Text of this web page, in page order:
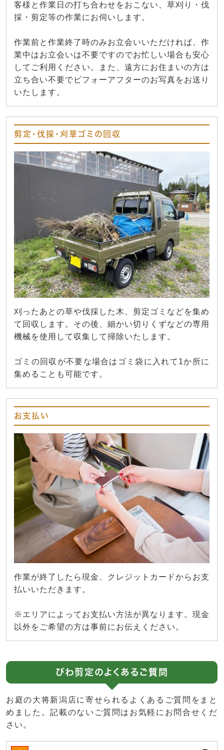
客様と作業日の打ち合わせをおこない、草刈り・伐
採・剪定等の作業にお伺いします。
作業前と作業終了時のみお立会いいただければ、作
業中はお立会いは不要ですのでお忙しい場合も安心
してご利用ください。また、遠方にお住まいの方は
立ち合い不要でビフォーアフターのお写真をお送り
いたします。
剪定・伐採・刈草ゴミの回収
刈ったあとの草や伐採した木、剪定ゴミなどを集め
て回収します。その後、細かい切りくずなどの専用
機械を使用して収集して掃除いたします。
ゴミの回収が不要な場合はゴミ袋に入れて1か所に
集めることも可能です。
お支払い
作業が終了したら現金、クレジットカードからお支
払いいただきます。
※エリアによってお支払い方法が異なります。現金
以外をご希望の方は事前にお伝えください。
びわ剪定のよくあるご質問
お庭の大将新潟店に寄せられるよくあるご質問をまと
めました。記載のないご質問はお気軽にお問合せくだ
さい。